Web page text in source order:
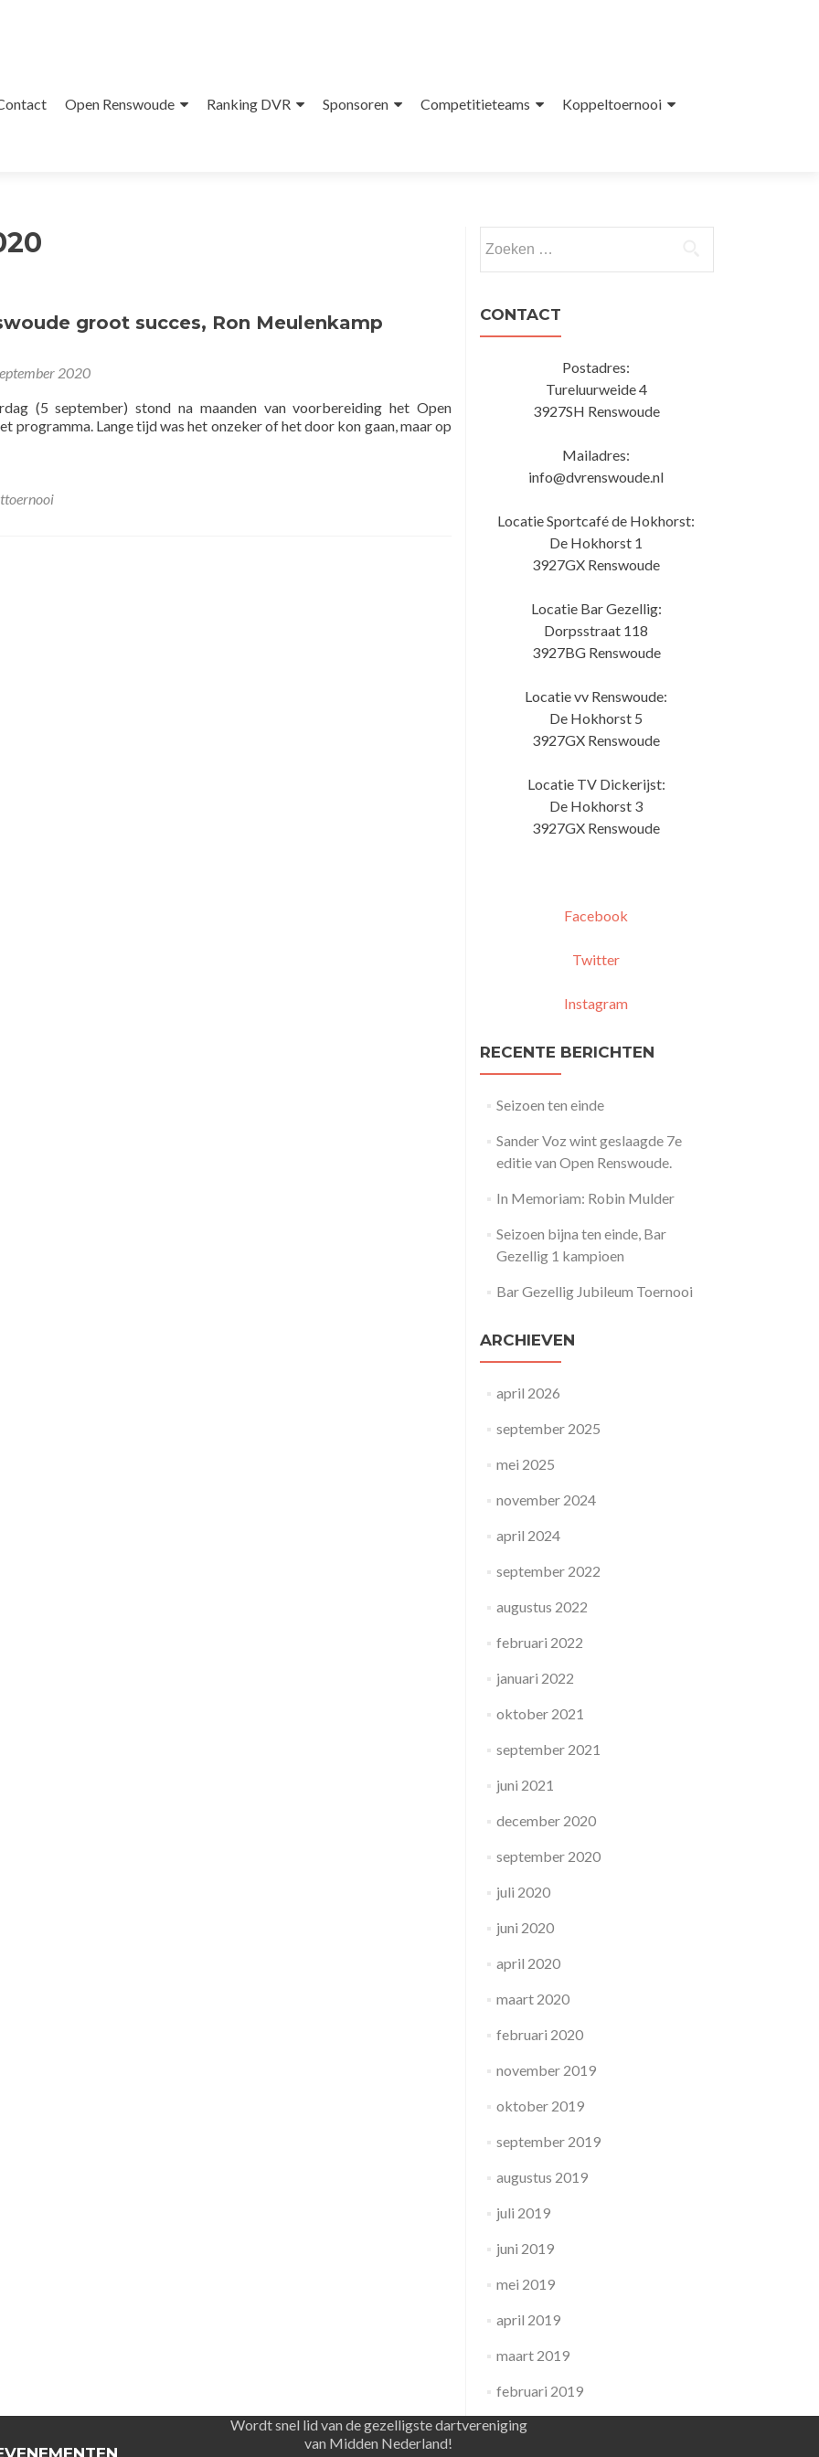
Open Renswoude Ranking DVR Sponsoren Competitieteams Koppeltoernooi
groot succes, Ron Meulenkamp
2020
(5 september) stond na maanden van voorbereiding het Open
programma. Lange tijd was het onzeker of het door kon gaan, maar op
naar:
CONTACT
Postadres:
Tureluurweide 4
3927SH Renswoude
Mailadres:
info@dvrenswoude.nl
Locatie Sportcafé de Hokhorst:
De Hokhorst 1
3927GX Renswoude
Locatie Bar Gezellig:
Dorpsstraat 118
3927BG Renswoude
Locatie vv Renswoude:
De Hokhorst 5
3927GX Renswoude
Locatie TV Dickerijst:
De Hokhorst 3
3927GX Renswoude
Facebook
Twitter
Instagram
RECENTE BERICHTEN
Seizoen ten einde
Sander Voz wint geslaagde 7e
editie van Open Renswoude.
In Memoriam: Robin Mulder
Seizoen bijna ten einde, Bar
Gezellig 1 kampioen
Bar Gezellig Jubileum Toernooi
ARCHIEVEN
april 2026
september 2025
mei 2025
november 2024
april 2024
september 2022
augustus 2022
februari 2022
januari 2022
oktober 2021
september 2021
juni 2021
december 2020
september 2020
juli 2020
juni 2020
april 2020
maart 2020
februari 2020
november 2019
oktober 2019
september 2019
augustus 2019
juli 2019
juni 2019
mei 2019
april 2019
maart 2019
februari 2019
Wordt snel lid van de gezelligste dartvereniging
van Midden Nederland!